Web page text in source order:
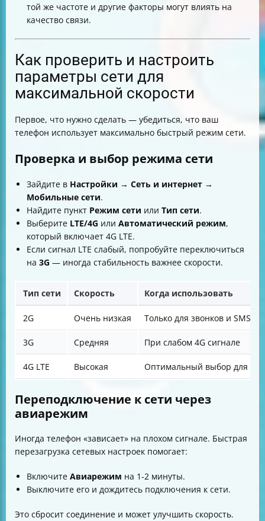
той же частоте и другие факторы могут влиять на
качество связи.
Как проверить и настроить
параметры сети для
максимальной скорости
Первое, что нужно сделать — убедиться, что ваш
телефон использует максимально быстрый режим сети.
Проверка и выбор режима сети
Зайдите в Настройки → Сеть и интернет →
Мобильные сети.
Найдите пункт Режим сети или Тип сети.
Выберите LTE/4G или Автоматический режим,
который включает 4G LTE.
Если сигнал LTE слабый, попробуйте переключиться
на 3G — иногда стабильность важнее скорости.
Тип сети Скорость Когда использовать
2G Очень низкая Только для звонков и SMS
3G Средняя При слабом 4G сигнале
4G LTE Высокая Оптимальный выбор для
Переподключение к сети через
авиарежим
Иногда телефон «зависает» на плохом сигнале. Быстрая
перезагрузка сетевых настроек помогает:
Включите Авиарежим на 1-2 минуты.
Выключите его и дождитесь подключения к сети.
Это сбросит соединение и может улучшить скорость.